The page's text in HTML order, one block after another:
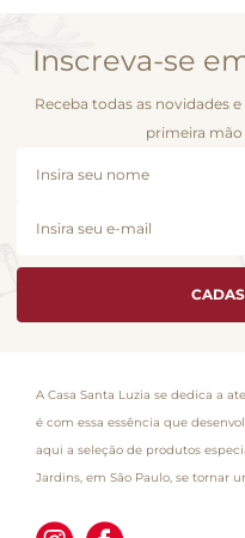
Inscreva-se
Receba todas as novidades
primeira
A Casa Santa Luzia se dedica a
é com essa essência que
aqui a seleção de produtos
Jardins, em São Paulo, se tornar